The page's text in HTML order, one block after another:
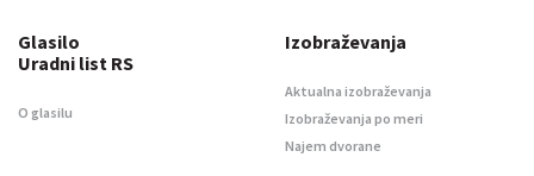
Glasilo
Uradni list RS
O glasilu
Izobraževanja
Aktualna izobraževanja
Izobraževanja po meri
Najem dvorane